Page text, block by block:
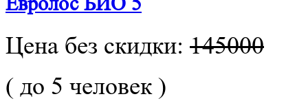
Цена без скидки: 145000
( до 5 человек )